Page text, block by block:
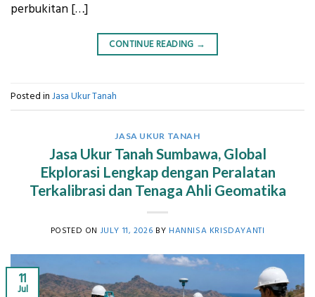
perbukitan […]
CONTINUE READING →
Posted in Jasa Ukur Tanah
JASA UKUR TANAH
Jasa Ukur Tanah Sumbawa, Global
Ekplorasi Lengkap dengan Peralatan
Terkalibrasi dan Tenaga Ahli Geomatika
POSTED ON JULY 11, 2026 BY HANNISA KRISDAYANTI
11
Jul